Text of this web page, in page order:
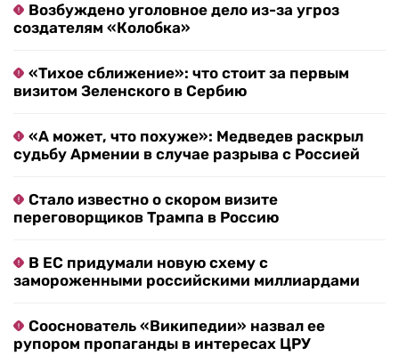
Возбуждено уголовное дело из-за угроз
создателям «Колобка»
«Тихое сближение»: что стоит за первым
визитом Зеленского в Сербию
«А может, что похуже»: Медведев раскрыл
судьбу Армении в случае разрыва с Россией
Стало известно о скором визите
переговорщиков Трампа в Россию
В ЕС придумали новую схему с
замороженными российскими миллиардами
Сооснователь «Википедии» назвал ее
рупором пропаганды в интересах ЦРУ